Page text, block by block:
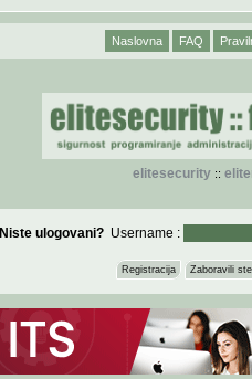
Naslovna FAQ
elitesecurity::
Niste ulogovani?Username :
Registracija Zaboravili